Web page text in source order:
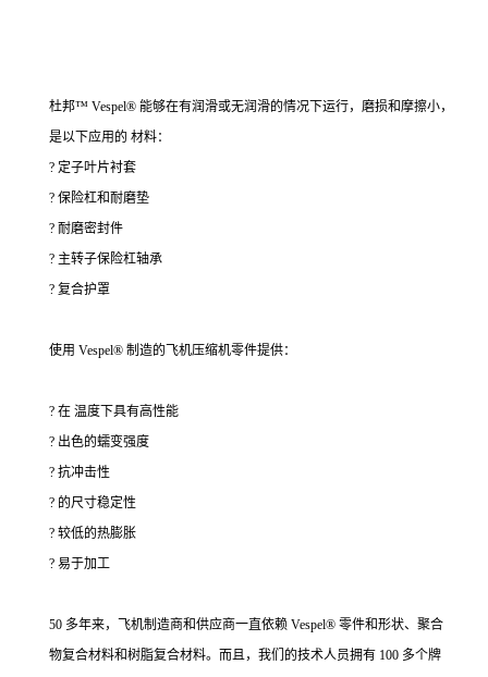
杜邦™ Vespel® 能够在有润滑或无润滑的情况下运行，磨损和摩擦小，
是以下应用的 材料：
? 定子叶片衬套
? 保险杠和耐磨垫
? 耐磨密封件
? 主转子保险杠轴承
? 复合护罩
使用 Vespel® 制造的飞机压缩机零件提供：
? 在 温度下具有高性能
? 出色的蠕变强度
? 抗冲击性
? 的尺寸稳定性
? 较低的热膨胀
? 易于加工
50 多年来，飞机制造商和供应商一直依赖 Vespel® 零件和形状、聚合
物复合材料和树脂复合材料。而且，我们的技术人员拥有 100 多个牌